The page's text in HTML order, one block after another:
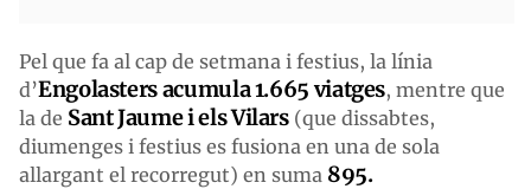
Pel que fa al cap de setmana i festius, la línia
d’Engolasters acumula 1.665 viatges, mentre que
la de Sant Jaume i els Vilars(que dissabtes,
diumenges i festius es fusiona en una de sola
allargant el recorregut) en suma 895.